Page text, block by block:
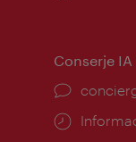
Conserje IA